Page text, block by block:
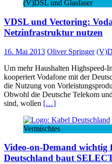
(V)DSL und Glasfaser
VDSL und Vectoring:
Netzinfrastruktur nutzen
16. Mai 2013 Oliver Springer
Um mehr Haushalten Highspeed-
kooperiert Vodafone mit der
die Nutzung von
Obwohl die Deutsche Telekom
sind, wollen […]
Vermischtes
Video-on-Demand wichtig
Deutschland baut